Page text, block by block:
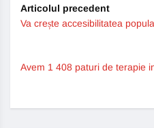
Articolul precedent
Va crește accesibilitatea
Avem 1 408 paturi de terapie